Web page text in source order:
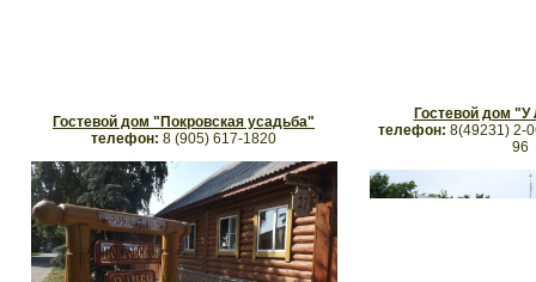
Гостевой дом "Покровская усадьба"
телефон: 8 (905) 617-1820
Гостевой дом
телефон: 8(49231) 2-
96